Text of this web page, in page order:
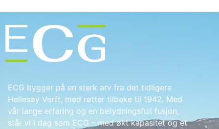
ECG bygger på en sterk arv fra det tidligere
Hellesøy Verft, med røtter tilbake til 1942. Med
vår lange erfaring og en betydningsfull fusjon,
står vi i dag som ECG – med økt kapasitet og et